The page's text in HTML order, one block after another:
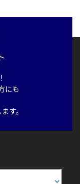
にも
す。